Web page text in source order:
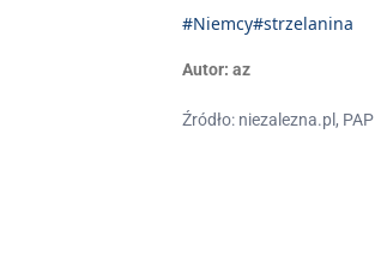
#Niemcy#strzelanina
Autor: az
Źródło: niezalezna.pl, PAP